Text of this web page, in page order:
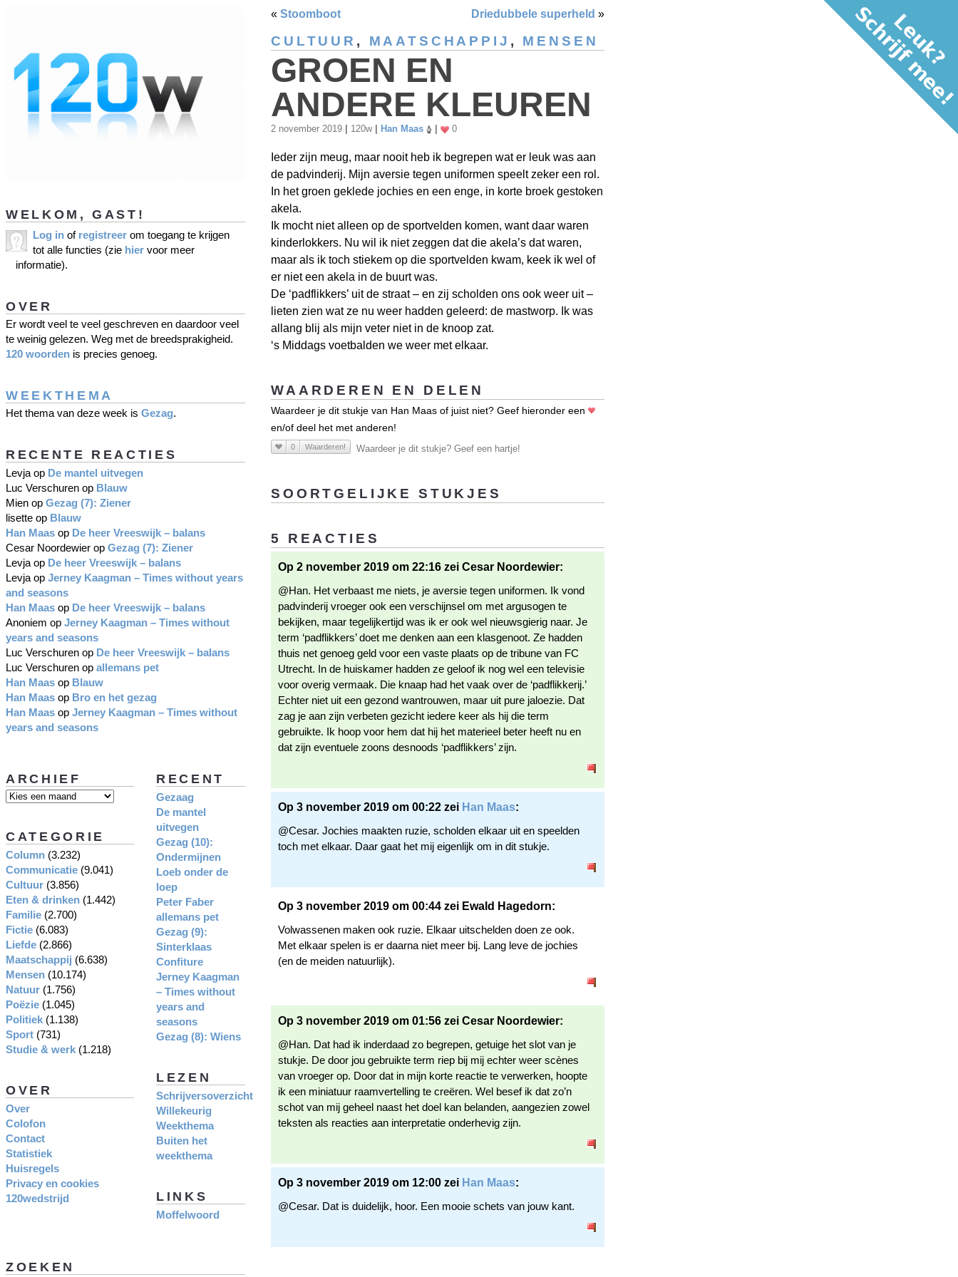
« Stoomboot Driedubbele superheld »
CULTUUR , MAATSCHAPPIJ , MENSEN
GROEN EN
ANDERE KLEUREN
2 november 2019 120w Han Maas 0
Ieder zijn meug, maar nooit heb ik begrepen wat er leuk was aan
de padvinderij. Mijn aversie tegen uniformen speelt zeker een rol.
In het groen geklede jochies en een enge, in korte broek gestoken
akela.
Ik mocht niet alleen op de sportvelden komen, want daar waren
kinderlokkers. Nu wil ik niet zeggen dat die akela’s dat waren,
maar als ik toch stiekem op die sportvelden kwam, keek ik wel of
er niet een akela in de buurt was.
De ‘padflikkers’ uit de straat – en zij scholden ons ook weer uit –
lieten zien wat ze nu weer hadden geleerd: de mastworp. Ik was
allang blij als mijn veter niet in de knoop zat.
‘s Middags voetbalden we weer met elkaar.
WAARDEREN EN DELEN
Waardeer je dit stukje van Han Maas of juist niet? Geef hieronder een
en/of deel het met anderen!
0 Waarderen! Waardeer je dit stukje? Geef een hartje!
SOORTGELIJKE STUKJES
5 REACTIES
Op 2 november 2019 om 22:16 zei Cesar Noordewier:
@Han. Het verbaast me niets, je aversie tegen uniformen. Ik vond
padvinderij vroeger ook een verschijnsel om met argusogen te
bekijken, maar tegelijkertijd was ik er ook wel nieuwsgierig naar. Je
term ‘padflikkers’ doet me denken aan een klasgenoot. Ze hadden
thuis net genoeg geld voor een vaste plaats op de tribune van FC
Utrecht. In de huiskamer hadden ze geloof ik nog wel een televisie
voor overig vermaak. Die knaap had het vaak over de ‘padflikkerij.’
Echter niet uit een gezond wantrouwen, maar uit pure jaloezie. Dat
zag je aan zijn verbeten gezicht iedere keer als hij die term
gebruikte. Ik hoop voor hem dat hij het materieel beter heeft nu en
dat zijn eventuele zoons desnoods ‘padflikkers’ zijn.
Op 3 november 2019 om 00:22 zei Han Maas:
@Cesar. Jochies maakten ruzie, scholden elkaar uit en speelden
toch met elkaar. Daar gaat het mij eigenlijk om in dit stukje.
Op 3 november 2019 om 00:44 zei Ewald Hagedorn:
Volwassenen maken ook ruzie. Elkaar uitschelden doen ze ook.
Met elkaar spelen is er daarna niet meer bij. Lang leve de jochies
(en de meiden natuurlijk).
Op 3 november 2019 om 01:56 zei Cesar Noordewier:
@Han. Dat had ik inderdaad zo begrepen, getuige het slot van je
stukje. De door jou gebruikte term riep bij mij echter weer scènes
van vroeger op. Door dat in mijn korte reactie te verwerken, hoopte
ik een miniatuur raamvertelling te creëren. Wel besef ik dat zo’n
schot van mij geheel naast het doel kan belanden, aangezien zowel
teksten als reacties aan interpretatie onderhevig zijn.
Op 3 november 2019 om 12:00 zei Han Maas:
@Cesar. Dat is duidelijk, hoor. Een mooie schets van jouw kant.
WELKOM, GAST!
Log in of registreer om toegang te krijgen
tot alle functies (zie hier voor meer
informatie).
OVER
Er wordt veel te veel geschreven en daardoor veel
te weinig gelezen. Weg met de breedsprakigheid.
120 woorden is precies genoeg.
WEEKTHEMA
Het thema van deze week is Gezag.
RECENTE REACTIES
Levja op De mantel uitvegen
Luc Verschuren op Blauw
Mien op Gezag (7): Ziener
lisette op Blauw
Han Maas op De heer Vreeswijk – balans
Cesar Noordewier op Gezag (7): Ziener
Levja op De heer Vreeswijk – balans
Levja op Jerney Kaagman – Times without years
and seasons
Han Maas op De heer Vreeswijk – balans
Anoniem op Jerney Kaagman – Times without
years and seasons
Luc Verschuren op De heer Vreeswijk – balans
Luc Verschuren op allemans pet
Han Maas op Blauw
Han Maas op Bro en het gezag
Han Maas op Jerney Kaagman – Times without
years and seasons
RECENT
Gezaag
De mantel
uitvegen
Gezag (10):
Ondermijnen
Loeb onder de
loep
Peter Faber
allemans pet
Gezag (9):
Sinterklaas
Confiture
Jerney Kaagman
– Times without
years and
seasons
Gezag (8): Wiens
LEZEN
Schrijversoverzicht
Willekeurig
Weekthema
Buiten het
weekthema
LINKS
Moffelwoord
ARCHIEF
CATEGORIE
Column (3.232)
Communicatie (9.041)
Cultuur (3.856)
Eten & drinken (1.442)
Familie (2.700)
Fictie (6.083)
Liefde (2.866)
Maatschappij (6.638)
Mensen (10.174)
Natuur (1.756)
Poëzie (1.045)
Politiek (1.138)
Sport (731)
Studie & werk (1.218)
OVER
Over
Colofon
Contact
Statistiek
Huisregels
Privacy en cookies
120wedstrijd
ZOEKEN